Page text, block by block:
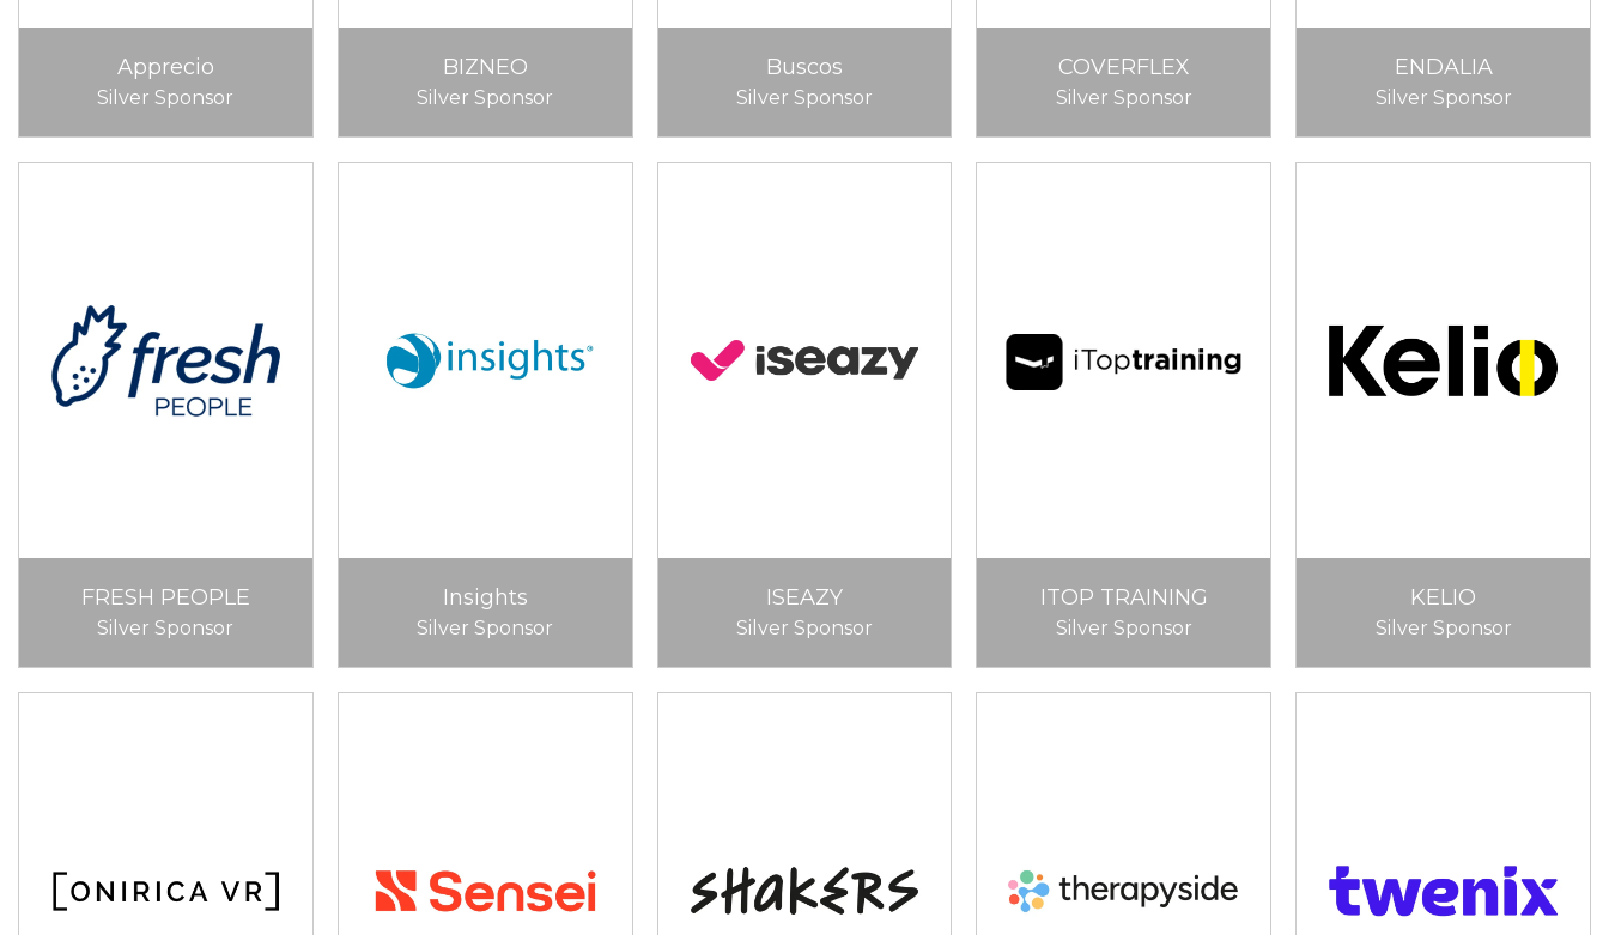
Apprecio
Silver Sponsor
BIZNEO
Silver Sponsor
Buscos
Silver Sponsor
COVERFLEX
Silver Sponsor
ENDALIA
Silver Sponsor
FRESH PEOPLE
Silver Sponsor
Insights
Silver Sponsor
ISEAZY
Silver Sponsor
ITOP TRAINING
Silver Sponsor
KELIO
Silver Sponsor